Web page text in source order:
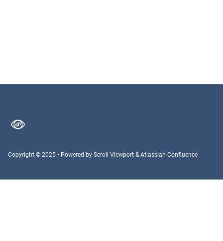
Copyright © 2025 • Powered by Scroll Viewport & Atlassian Confluence